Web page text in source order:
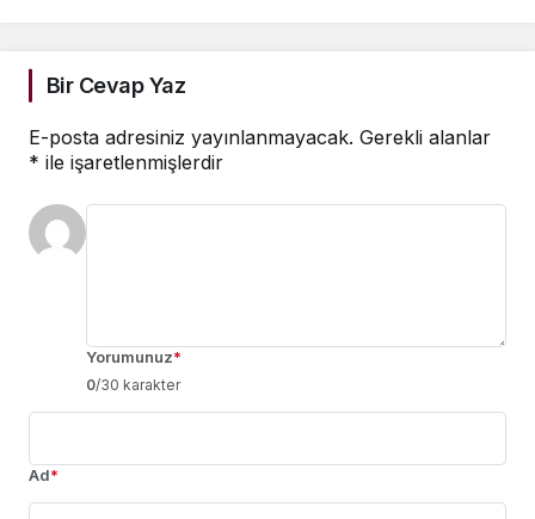
Bir Cevap Yaz
E-posta adresiniz yayınlanmayacak. Gerekli alanlar
* ile işaretlenmişlerdir
Yorumunuz*
0/30 karakter
Ad*